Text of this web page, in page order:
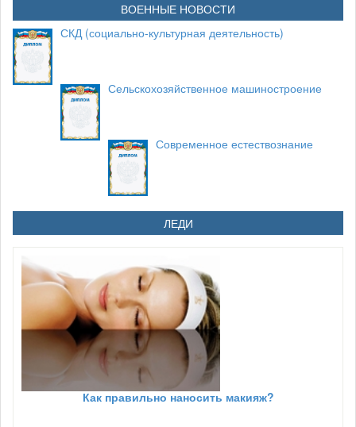
ВОЕННЫЕ НОВОСТИ
СКД (социально-культурная деятельность)
Сельскохозяйственное машиностроение
Современное естествознание
ЛЕДИ
Как правильно наносить макияж?